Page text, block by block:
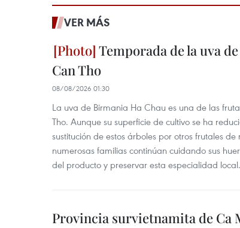
VER MÁS
Temporada de la uva
Can Tho
08/08/2026 01:30
La uva de Birmania Ha Chau es una de las
Tho. Aunque su superficie de cultivo se ha
sustitución de estos árboles por otros frutales
numerosas familias continúan cuidando sus
del producto y preservar esta especialidad local.
Provincia survietnamita de Ca